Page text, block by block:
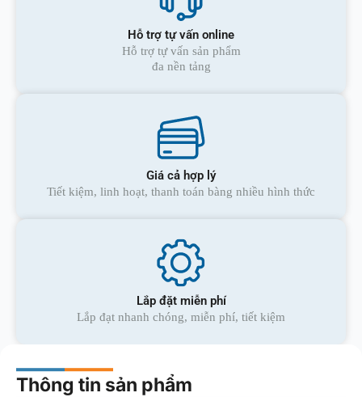
Hỗ trợ tự vấn online
Hỗ trợ tự vấn sản phẩm
đa nền tảng
Giá cả hợp lý
Tiết kiệm, linh hoạt, thanh toán bàng nhiều hình thức
Lắp đặt miễn phí
Lắp đạt nhanh chóng, miễn phí, tiết kiệm
Thông tin sản phẩm